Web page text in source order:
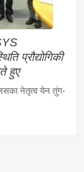
प्रौद्योगिकी
हुए
नेतृत्व येन तुंग-